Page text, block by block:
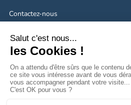
Contactez-nous